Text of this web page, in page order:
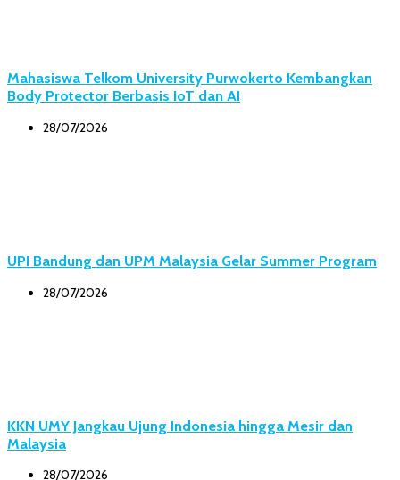
Mahasiswa Telkom University Purwokerto Kembangkan
Body Protector Berbasis IoT dan AI
28/07/2026
UPI Bandung dan UPM Malaysia Gelar Summer Program
28/07/2026
KKN UMY Jangkau Ujung Indonesia hingga Mesir dan
Malaysia
28/07/2026